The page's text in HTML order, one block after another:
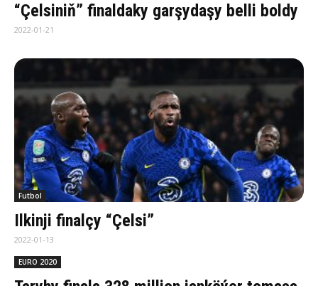
“Çelsiniň” finaldaky garşydaşy belli boldy
2022-01-21
Futbol
Ilkinji finalçy “Çelsi”
2022-01-13
EURO 2020